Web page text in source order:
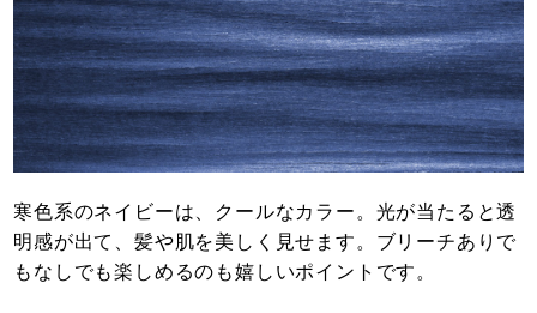
寒色系のネイビーは、クールなカラー。光が当たると透
明感が出て、髪や肌を美しく見せます。ブリーチありで
もなしでも楽しめるのも嬉しいポイントです。